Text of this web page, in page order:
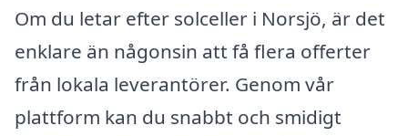
Om du letar efter solceller i Norsjö, är det
enklare än någonsin att få flera offerter
från lokala leverantörer. Genom vår
plattform kan du snabbt och smidigt